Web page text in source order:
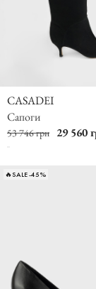
CASADEI
Сапоги
53 746 грн 29 560
🔥SALE -45%